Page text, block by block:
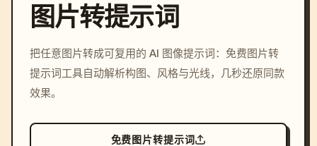
c, cyberpunk sunset, neon
colors, 8k --v 6.0
图片转提示词
把任意图片转成可复用的 AI 图像提示词：免费图片转
提示词工具自动解析构图、风格与光线，几秒还原同款
效果。
免费图片转提示词